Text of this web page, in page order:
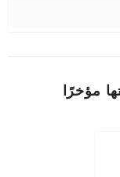
مؤخرًا